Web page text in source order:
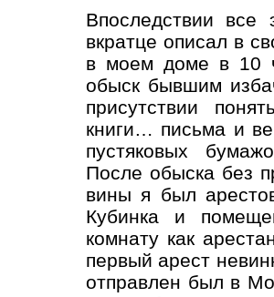
Впоследствии все
вкратце описал в
в моем доме в 10
обыск бывшим
присутствии
книги… письма и
пустяковых
После обыска без
вины я был
Кубинка и
комнату как
первый арест
отправлен был в